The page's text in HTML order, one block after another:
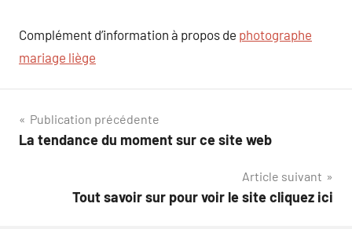
Complément d’information à propos de photographe
mariage liège
Navigation
de
Publication précédente
La tendance du moment sur ce site web
Article suivant
Tout savoir sur pour voir le site cliquez ici